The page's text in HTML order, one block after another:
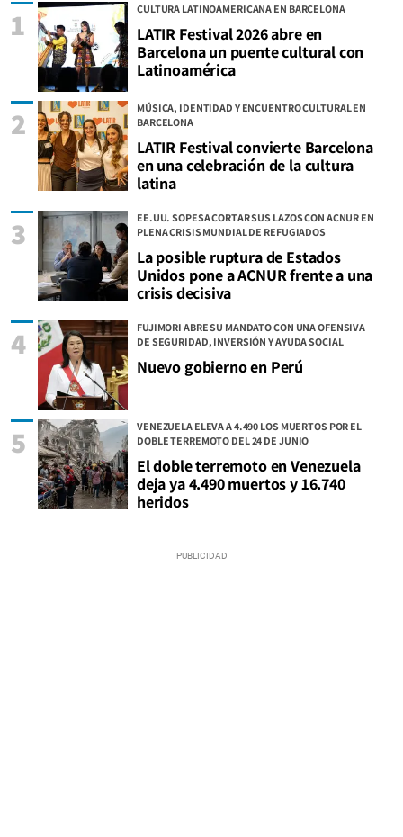
CULTURA LATINOAMERICANA EN BARCELONA
LATIR Festival 2026 abre en
Barcelona un puente cultural con
Latinoamérica
1
MÚSICA, IDENTIDAD Y ENCUENTRO CULTURAL EN
BARCELONA
LATIR Festival convierte Barcelona
en una celebración de la cultura
latina
2
EE.UU. SOPESA CORTAR SUS LAZOS CON ACNUR EN
PLENA CRISIS MUNDIAL DE REFUGIADOS
La posible ruptura de Estados
Unidos pone a ACNUR frente a una
crisis decisiva
3
FUJIMORI ABRE SU MANDATO CON UNA OFENSIVA
DE SEGURIDAD, INVERSIÓN Y AYUDA SOCIAL
Nuevo gobierno en Perú
4
VENEZUELA ELEVA A 4.490 LOS MUERTOS POR EL
DOBLE TERREMOTO DEL 24 DE JUNIO
El doble terremoto en Venezuela
deja ya 4.490 muertos y 16.740
heridos
5